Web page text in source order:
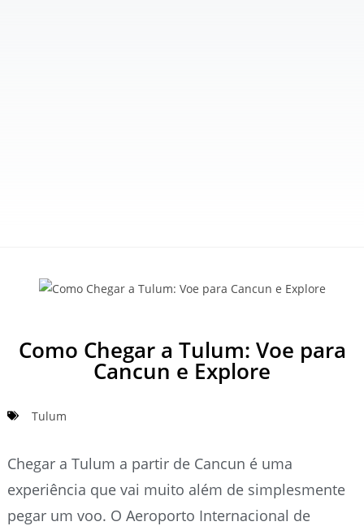
Como Chegar a Tulum: Voe para
Cancun e Explore
Tulum
Chegar a Tulum a partir de Cancun é uma
experiência que vai muito além de simplesmente
pegar um voo. O Aeroporto Internacional de